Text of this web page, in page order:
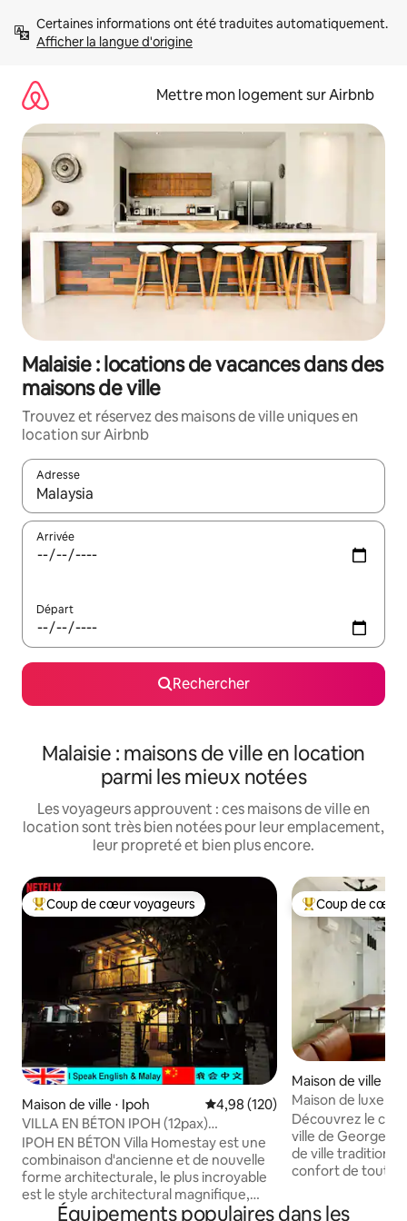
directement
Afficher la langue d'origine
Mettre mon logement sur Airbnb
Malaisie : locations de vacances dans des
maisons de ville
Trouvez et réservez des maisons de ville uniques en
location sur Airbnb
Adresse
Lorsque les résultats s'affichent, utilisez les flèches vers le
Arrivée
Départ
Rechercher
Malaisie : maisons de ville en location
parmi les mieux notées
Les voyageurs approuvent : ces maisons de ville en
location sont très bien notées pour leur emplacement,
leur propreté et bien plus encore.
Coups de cœur voyageurs les plus appréciés
Coup de cœur voyageurs
Maison de ville ⋅ Ipoh Évaluation moyenne sur la
4,98 (120)
VILLA EN BÉTON IPOH (12pax)
robuste.vintage狂野复古.精品民宿
IPOH EN BÉTON Villa Homestay est une
combinaison d'ancienne et de nouvelle
forme architecturale, le plus incroyable
est le style architectural magnifique,
avec un style industriel époustouflant,
Coups de cœur
Coup de cœur
Maison de ville ⋅
wn
Maison de luxe 7
bains dans
l'Unesco
Découvrez le
ville de
de ville
confort de toutes
passé dans cette
Équipements populaires dans les